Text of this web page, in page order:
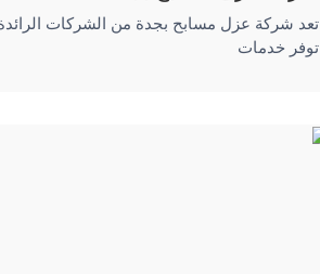
تعد شركة عزل مسابح بجدة من الشركات
توفر خدمات